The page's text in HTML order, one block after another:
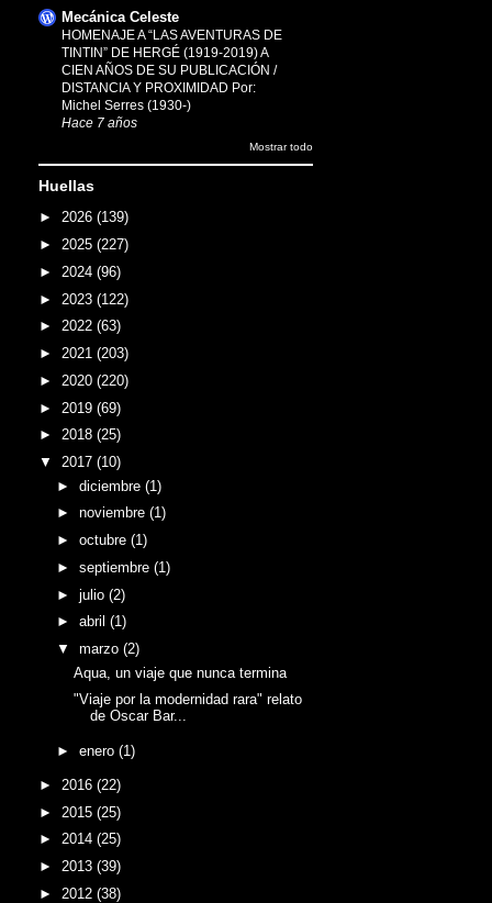
Mecánica Celeste
HOMENAJE A “LAS AVENTURAS DE
TINTIN” DE HERGÉ (1919-2019) A
CIEN AÑOS DE SU PUBLICACIÓN /
DISTANCIA Y PROXIMIDAD Por:
Michel Serres (1930-)
Hace 7 años
Mostrar todo
Huellas
► 2026 (139)
► 2025 (227)
► 2024 (96)
► 2023 (122)
► 2022 (63)
► 2021 (203)
► 2020 (220)
► 2019 (69)
► 2018 (25)
▼ 2017 (10)
► diciembre (1)
► noviembre (1)
► octubre (1)
► septiembre (1)
► julio (2)
► abril (1)
▼ marzo (2)
Aqua, un viaje que nunca termina
"Viaje por la modernidad rara" relato
de Oscar Bar...
► enero (1)
► 2016 (22)
► 2015 (25)
► 2014 (25)
► 2013 (39)
► 2012 (38)